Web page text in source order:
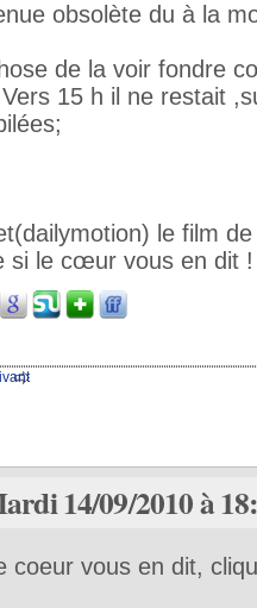
obsolète du à la
de la voir fondre
15 h il ne restait
le film
si le cœur vous en dit !
14/09/2010 à
coeur vous en dit,